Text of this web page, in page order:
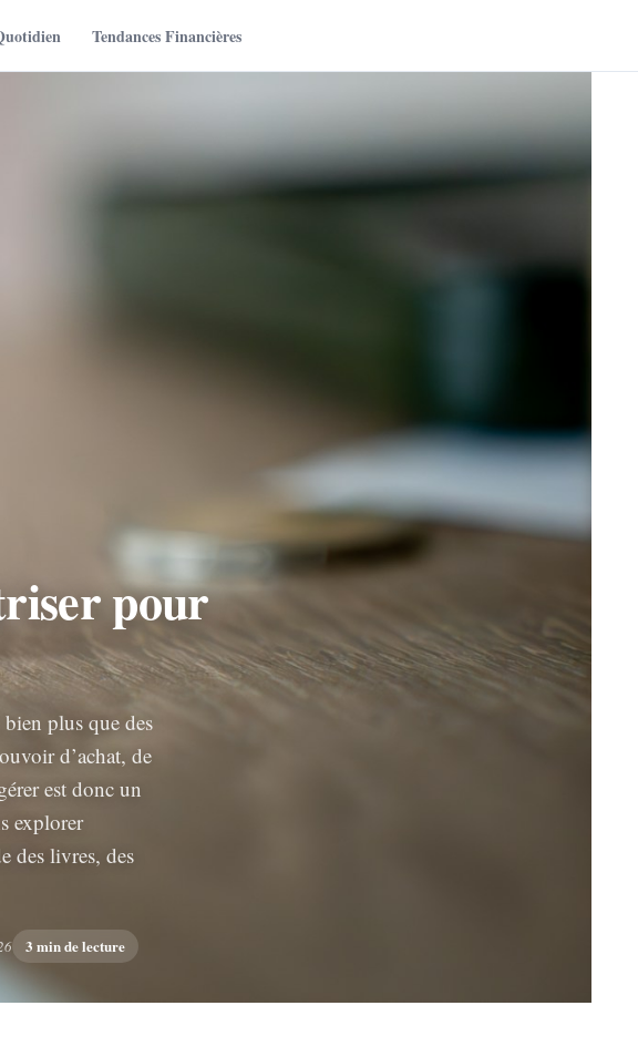
Tendances Financières
pour
bien plus que des
d’achat, de
est donc un
explorer
des livres, des
3 min de lecture